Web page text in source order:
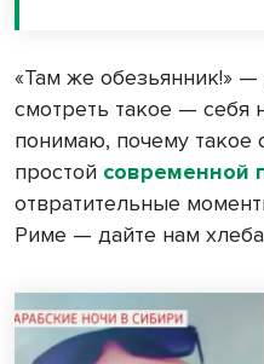
«Там же обезьянник!»
смотреть такое — себя
понимаю, почему такое
простой современной
отвратительные
Риме — дайте нам